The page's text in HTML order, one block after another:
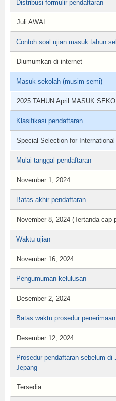
Distribusi formulir pendaftaran
Juli AWAL
Contoh soal ujian masuk tahun
Diumumkan di internet
Masuk sekolah (musim semi)
2025 TAHUN April MASUK
Klasifikasi pendaftaran
Special Selection for
Mulai tanggal pendaftaran
November 1, 2024
Batas akhir pendaftaran
November 8, 2024 (Tertanda cap
Waktu ujian
November 16, 2024
Pengumuman kelulusan
Desember 2, 2024
Batas waktu prosedur
Desember 12, 2024
Prosedur pendaftaran sebelum di
Jepang
Tersedia